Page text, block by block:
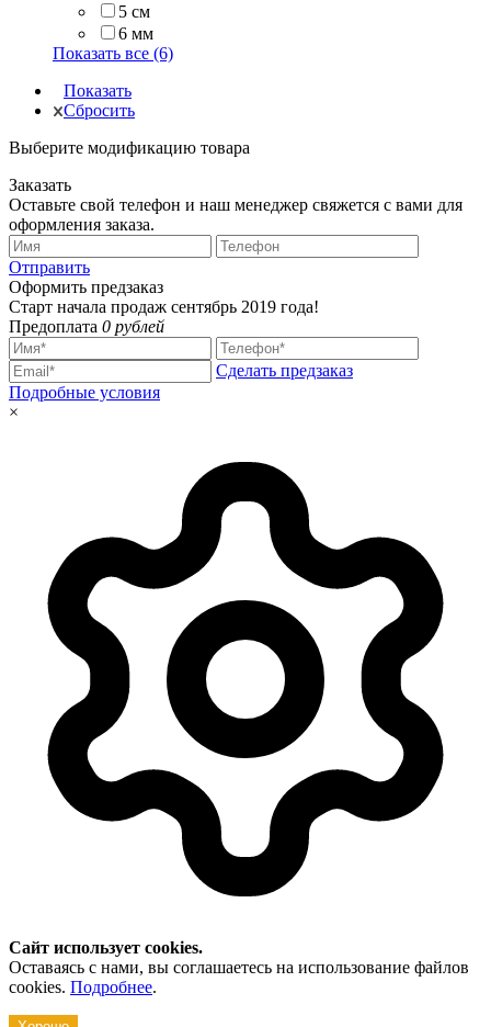
5 см
6 мм
Показать все (6)
Показать
Сбросить
Выберите модификацию товара
Заказать
Оставьте свой телефон и наш менеджер свяжется с вами для
оформления заказа.
Отправить
Оформить предзаказ
Старт начала продаж сентябрь 2019 года!
Предоплата 0 рублей
Сделать предзаказ
Подробные условия
×
Сайт использует cookies.
Оставаясь с нами, вы соглашаетесь на использование файлов
cookies. Подробнее.